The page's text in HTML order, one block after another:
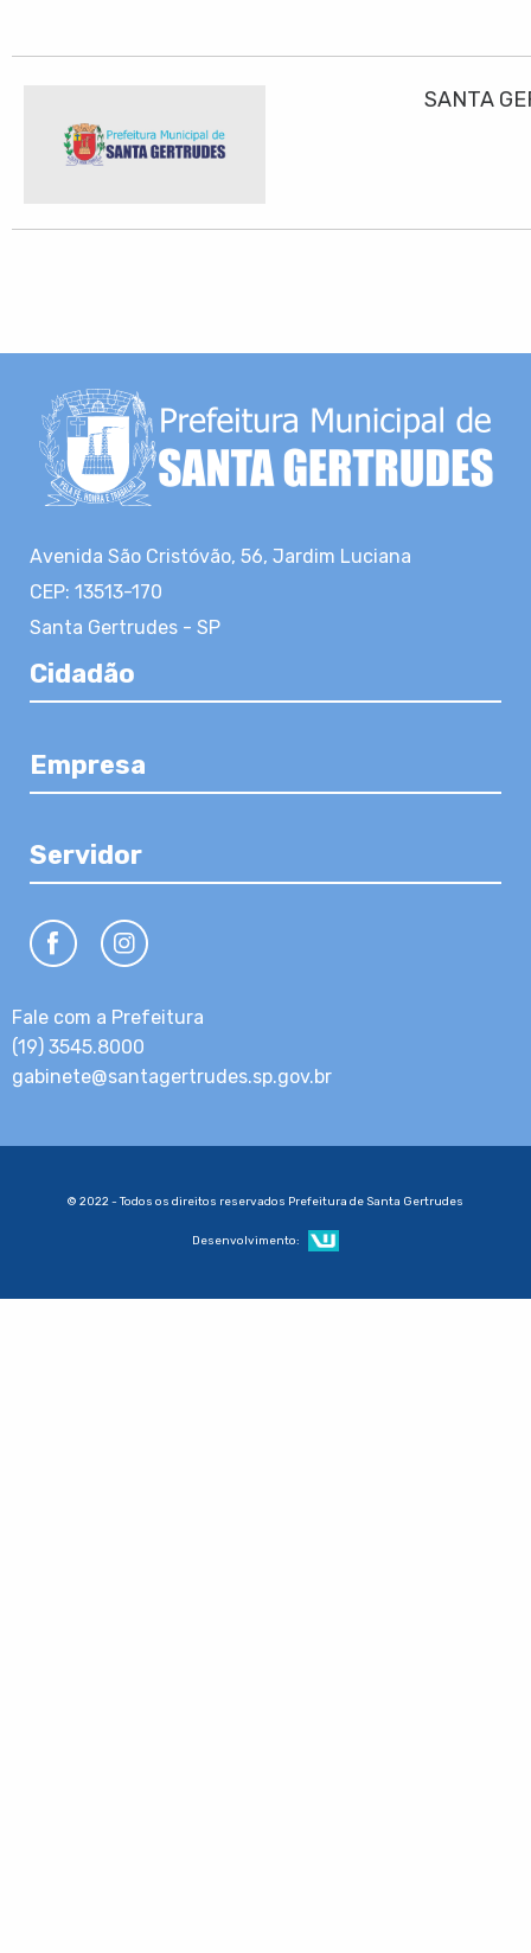
SANTA
Avenida São Cristóvão, 56, Jardim Luciana
CEP: 13513-170
Santa Gertrudes - SP
Cidadão
Empresa
Servidor
Fale com a Prefeitura
(19) 3545.8000
gabinete@santagertrudes.sp.gov.br
© 2022 - Todos os direitos reservados Prefeitura de Santa Gertrudes
Desenvolvimento: